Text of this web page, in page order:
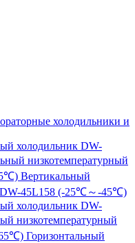
холодильники и
холодильник DW-
низкотемпературный
Вертикальный
DW-45L158 (-25℃～-45℃)
холодильник DW-
низкотемпературный
Горизонтальный